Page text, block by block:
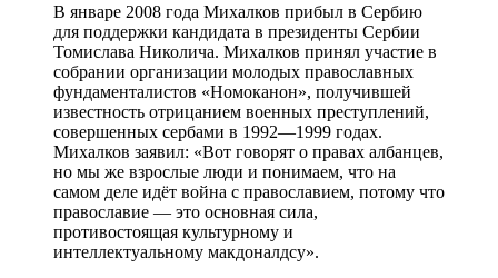
В январе 2008 года Михалков прибыл в Сербию
для поддержки кандидата в президенты Сербии
Томислава Николича. Михалков принял участие в
собрании организации молодых православных
фундаменталистов «Номоканон», получившей
известность отрицанием военных преступлений,
совершенных сербами в 1992—1999 годах.
Михалков заявил: «Вот говорят о правах албанцев,
но мы же взрослые люди и понимаем, что на
самом деле идёт война с православием, потому что
православие — это основная сила,
противостоящая культурному и
интеллектуальному макдоналдсу».